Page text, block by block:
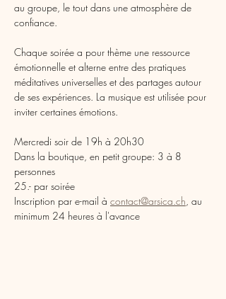
au groupe, le tout dans une atmosphère de
confiance.
Chaque soirée a pour thème une ressource
émotionnelle et alterne entre des pratiques
méditatives universelles et des partages autour
de ses expériences. La musique est utilisée pour
inviter certaines émotions.
Mercredi soir de 19h à 20h30
Dans la boutique, en petit groupe: 3 à 8
personnes
25.- par soirée
Inscription par e-mail à contact@arsica.ch, au
minimum 24 heures à l'avance​